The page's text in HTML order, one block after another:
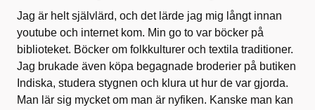
Jag är helt självlärd, och det lärde jag mig långt innan
youtube och internet kom. Min go to var böcker på
biblioteket. Böcker om folkkulturer och textila traditioner.
Jag brukade även köpa begagnade broderier på butiken
Indiska, studera stygnen och klura ut hur de var gjorda.
Man lär sig mycket om man är nyfiken. Kanske man kan